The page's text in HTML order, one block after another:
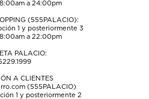
a 24:00pm
(555PALACIO):
1 y posteriormente 3
a 22:00pm
PALACIO:
A CLIENTES
(555PALACIO)
1 y posteriormente 2